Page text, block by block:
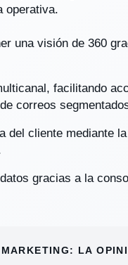
operativa.
una visión de 360
facilitando
correos
del cliente mediante
gracias a la
LA